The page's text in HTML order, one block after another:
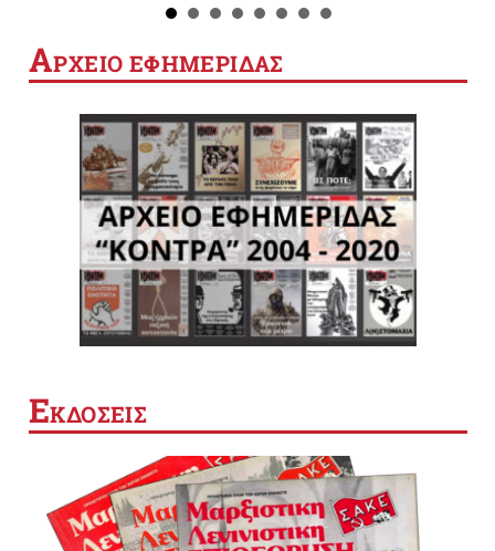
ΑΡΧΕΙΟ ΕΦΗΜΕΡΙΔΑΣ
ΕΚΔΟΣΕΙΣ